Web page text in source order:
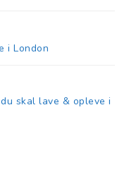
i London
skal lave & opleve i